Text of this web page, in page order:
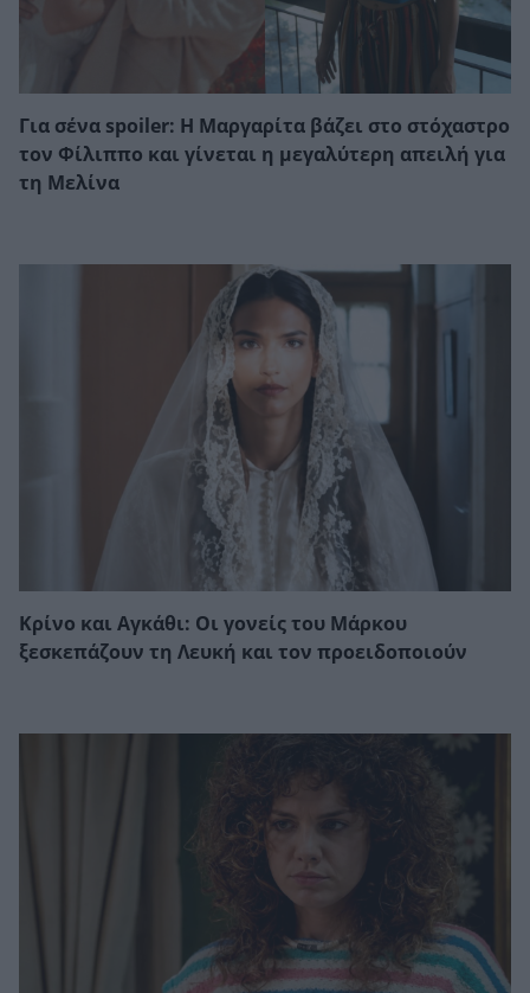
Για σένα spoiler: Η Μαργαρίτα βάζει στο στόχαστρο
τον Φίλιππο και γίνεται η μεγαλύτερη απειλή για
τη Μελίνα
Κρίνο και Αγκάθι: Οι γονείς του Μάρκου
ξεσκεπάζουν τη Λευκή και τον προειδοποιούν